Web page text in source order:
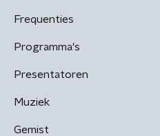
Frequenties
Programma's
Presentatoren
Muziek
Gemist